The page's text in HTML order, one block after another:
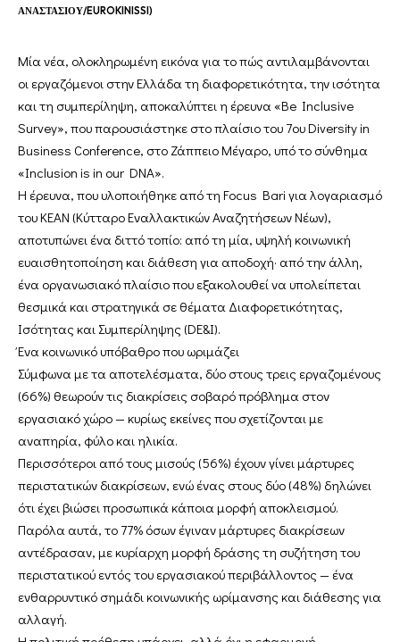
ΑΝΑΣΤΑΣΙΟΥ/EUROKINISSI)
Μία νέα, ολοκληρωμένη εικόνα για το πώς αντιλαμβάνονται
οι εργαζόμενοι στην Ελλάδα τη διαφορετικότητα, την ισότητα
και τη συμπερίληψη, αποκαλύπτει η έρευνα «Be Inclusive
Survey», που παρουσιάστηκε στο πλαίσιο του 7ου Diversity in
Business Conference, στο Ζάππειο Μέγαρο, υπό το σύνθημα
«Inclusion is in our DNA».
Η έρευνα, που υλοποιήθηκε από τη Focus Bari για λογαριασμό
του ΚΕΑΝ (Κύτταρο Εναλλακτικών Αναζητήσεων Νέων),
αποτυπώνει ένα διττό τοπίο: από τη μία, υψηλή κοινωνική
ευαισθητοποίηση και διάθεση για αποδοχή· από την άλλη,
ένα οργανωσιακό πλαίσιο που εξακολουθεί να υπολείπεται
θεσμικά και στρατηγικά σε θέματα Διαφορετικότητας,
Ισότητας και Συμπερίληψης (DE&I).
Ένα κοινωνικό υπόβαθρο που ωριμάζει
Σύμφωνα με τα αποτελέσματα, δύο στους τρεις εργαζομένους
(66%) θεωρούν τις διακρίσεις σοβαρό πρόβλημα στον
εργασιακό χώρο — κυρίως εκείνες που σχετίζονται με
αναπηρία, φύλο και ηλικία.
Περισσότεροι από τους μισούς (56%) έχουν γίνει μάρτυρες
περιστατικών διακρίσεων, ενώ ένας στους δύο (48%) δηλώνει
ότι έχει βιώσει προσωπικά κάποια μορφή αποκλεισμού.
Παρόλα αυτά, το 77% όσων έγιναν μάρτυρες διακρίσεων
αντέδρασαν, με κυρίαρχη μορφή δράσης τη συζήτηση του
περιστατικού εντός του εργασιακού περιβάλλοντος — ένα
ενθαρρυντικό σημάδι κοινωνικής ωρίμανσης και διάθεσης για
αλλαγή.